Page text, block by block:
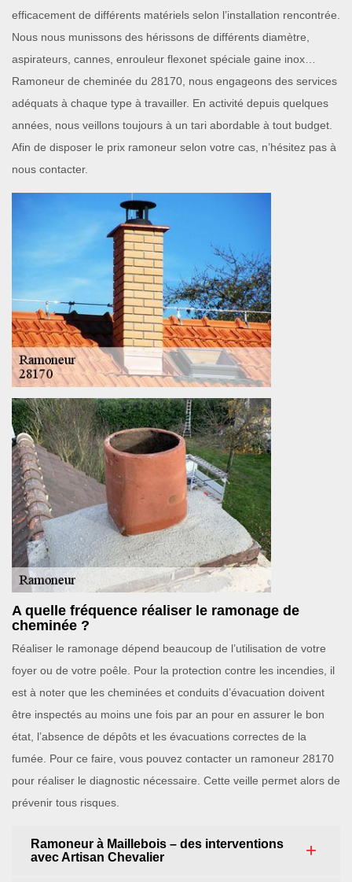
efficacement de différents matériels selon l’installation rencontrée.
Nous nous munissons des hérissons de différents diamètre,
aspirateurs, cannes, enrouleur flexonet spéciale gaine inox…
Ramoneur de cheminée du 28170, nous engageons des services
adéquats à chaque type à travailler. En activité depuis quelques
années, nous veillons toujours à un tari abordable à tout budget.
Afin de disposer le prix ramoneur selon votre cas, n’hésitez pas à
nous contacter.
A quelle fréquence réaliser le ramonage de
cheminée ?
Réaliser le ramonage dépend beaucoup de l’utilisation de votre
foyer ou de votre poêle. Pour la protection contre les incendies, il
est à noter que les cheminées et conduits d’évacuation doivent
être inspectés au moins une fois par an pour en assurer le bon
état, l’absence de dépôts et les évacuations correctes de la
fumée. Pour ce faire, vous pouvez contacter un ramoneur 28170
pour réaliser le diagnostic nécessaire. Cette veille permet alors de
prévenir tous risques.
Ramoneur à Maillebois – des interventions
avec Artisan Chevalier